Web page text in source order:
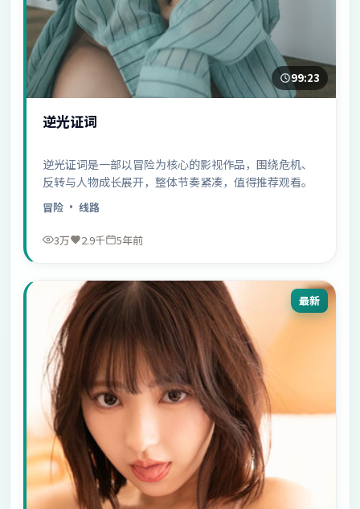
99:23
逆光证词
逆光证词是一部以冒险为核心的影视作品，围绕危机、
反转与人物成长展开，整体节奏紧凑，值得推荐观看。
冒险 · 线路
3万 2.9千 5年前
最新